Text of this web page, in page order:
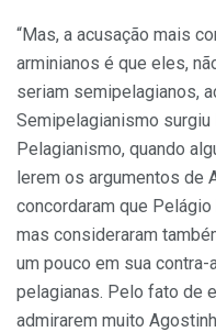
“Mas, a acusação mais
arminianos é que eles,
seriam semipelagianos,
Semipelagianismo
Pelagianismo, quando
lerem os argumentos de
concordaram que
mas consideraram
um pouco em sua
pelagianas. Pelo fato de
admirarem muito